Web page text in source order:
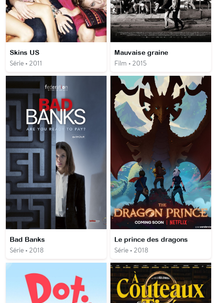
Skins US
Série • 2011
Mauvaise graine
Film • 2015
Bad Banks
Série • 2018
Le prince des dragons
Série • 2018